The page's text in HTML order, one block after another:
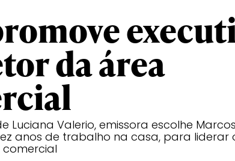
da área
Luciana Valerio, emissora escolhe
anos de trabalho na casa, para liderar